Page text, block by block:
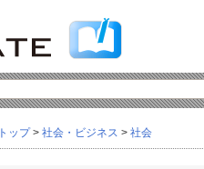
トップ> 社会・ビジネス > 社会